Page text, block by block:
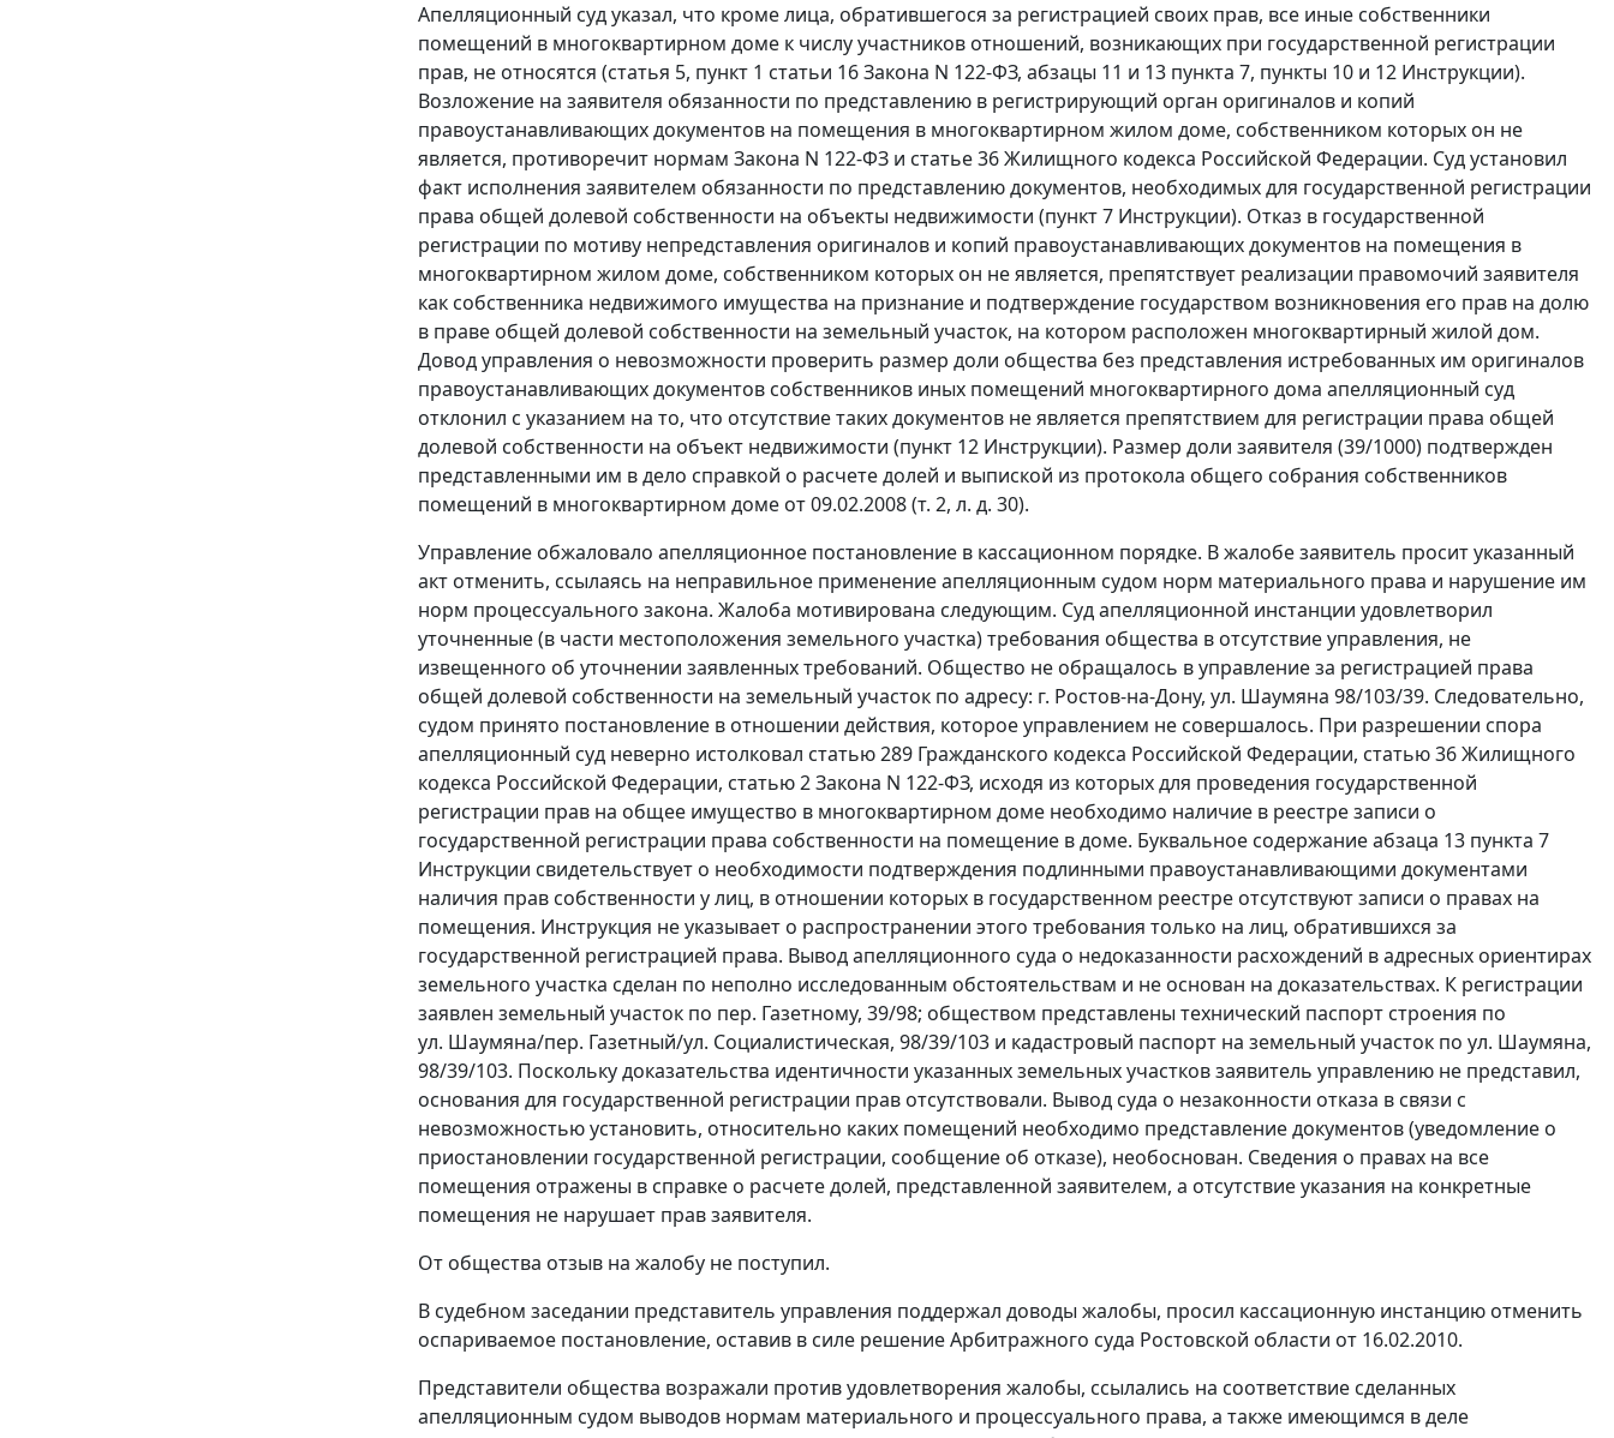
Апелляционный суд указал, что кроме лица, обратившегося за регистрацией своих прав, все иные собственники
помещений в многоквартирном доме к числу участников отношений, возникающих при государственной регистрации
прав, не относятся (статья 5, пункт 1 статьи 16Закона N 122-ФЗ, абзацы 11 и 13 пункта 7, пункты 10 и 12 Инструкции).
Возложение на заявителя обязанности по представлению в регистрирующий орган оригиналов и копий
правоустанавливающих документов на помещения в многоквартирном жилом доме, собственником которых он не
является, противоречит нормам Закона N 122-ФЗ и статье 36Жилищного кодекса Российской Федерации. Суд установил
факт исполнения заявителем обязанности по представлению документов, необходимых для государственной регистрации
права общей долевой собственности на объекты недвижимости (пункт 7 Инструкции). Отказ в государственной
регистрации по мотиву непредставления оригиналов и копий правоустанавливающих документов на помещения в
многоквартирном жилом доме, собственником которых он не является, препятствует реализации правомочий заявителя
как собственника недвижимого имущества на признание и подтверждение государством возникновения его прав на долю
в праве общей долевой собственности на земельный участок, на котором расположен многоквартирный жилой дом.
Довод управления о невозможности проверить размер доли общества без представления истребованных им оригиналов
правоустанавливающих документов собственников иных помещений многоквартирного дома апелляционный суд
отклонил с указанием на то, что отсутствие таких документов не является препятствием для регистрации права общей
долевой собственности на объект недвижимости (пункт 12 Инструкции). Размер доли заявителя (39/1000) подтвержден
представленными им в дело справкой о расчете долей и выпиской из протокола общего собрания собственников
помещений в многоквартирном доме от 09.02.2008 (т. 2, л. д. 30).
Управление обжаловало апелляционное постановление в кассационном порядке. В жалобе заявитель просит указанный
акт отменить, ссылаясь на неправильное применение апелляционным судом норм материального права и нарушение им
норм процессуального закона. Жалоба мотивирована следующим. Суд апелляционной инстанции удовлетворил
уточненные (в части местоположения земельного участка) требования общества в отсутствие управления, не
извещенного об уточнении заявленных требований. Общество не обращалось в управление за регистрацией права
общей долевой собственности на земельный участок по адресу: г. Ростов-на-Дону, ул. Шаумяна 98/103/39. Следовательно,
судом принято постановление в отношении действия, которое управлением не совершалось. При разрешении спора
апелляционный суд неверно истолковал статью 289 Гражданского кодекса Российской Федерации, статью 36Жилищного
кодекса Российской Федерации, статью 2Закона N 122-ФЗ, исходя из которых для проведения государственной
регистрации прав на общее имущество в многоквартирном доме необходимо наличие в реестре записи о
государственной регистрации права собственности на помещение в доме. Буквальное содержаниеабзаца 13 пункта 7
Инструкции свидетельствует о необходимости подтверждения подлинными правоустанавливающими документами
наличия прав собственности у лиц, в отношении которых в государственном реестре отсутствуют записи о правах на
помещения. Инструкция не указывает о распространении этого требования только на лиц, обратившихся за
государственной регистрацией права. Вывод апелляционного суда о недоказанности расхождений в адресных ориентирах
земельного участка сделан по неполно исследованным обстоятельствам и не основан на доказательствах. К регистрации
заявлен земельный участок по пер. Газетному, 39/98; обществом представлены технический паспорт строения по
ул. Шаумяна/пер. Газетный/ул. Социалистическая, 98/39/103 и кадастровый паспорт на земельный участок по ул. Шаумяна,
98/39/103. Поскольку доказательства идентичности указанных земельных участков заявитель управлению не представил,
основания для государственной регистрации прав отсутствовали. Вывод суда о незаконности отказа в связи с
невозможностью установить, относительно каких помещений необходимо представление документов (уведомление о
приостановлении государственной регистрации, сообщение об отказе), необоснован. Сведения о правах на все
помещения отражены в справке о расчете долей, представленной заявителем, а отсутствие указания на конкретные
помещения не нарушает прав заявителя.
От общества отзыв на жалобу не поступил.
В судебном заседании представитель управления поддержал доводы жалобы, просил кассационную инстанцию отменить
оспариваемое постановление, оставив в силе решение Арбитражного суда Ростовской области от 16.02.2010.
Представители общества возражали против удовлетворения жалобы, ссылались на соответствие сделанных
апелляционным судом выводов нормам материального и процессуального права, а также имеющимся в деле